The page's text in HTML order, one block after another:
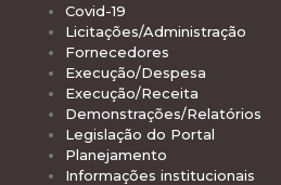
Covid-19
Licitações/Administração
Fornecedores
Execução/Despesa
Execução/Receita
Demonstrações/Relatórios
Legislação do Portal
Planejamento
Informações institucionais